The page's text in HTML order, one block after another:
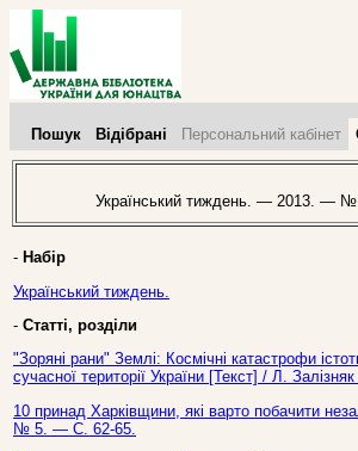
Пошук Відібрані Персональний кабінет
Український тиждень. — 2013. — №
- Набір
Український тиждень.
- Статті, розділи
"Зоряні рани" Землі: Космічні катастрофи
сучасної території України [Текст] / Л.
10 принад Харківщини, які варто побачити
№ 5. — С. 62-65.